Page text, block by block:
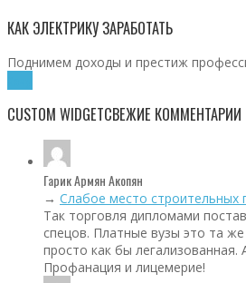
КАК ЭЛЕКТРИКУ ЗАРАБОТАТЬ
Поднимем доходы и престиж
CUSTOM WIDGETСВЕЖИЕ КОММЕНТАРИИ
Гарик Армян Акопян
→ Слабое место строительных
Так торговля дипломами
спецов. Платные вузы это та
просто как бы легализованная.
Профанация и лицемерие!